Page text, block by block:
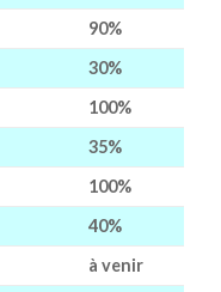
90%
30%
100%
35%
100%
40%
à venir